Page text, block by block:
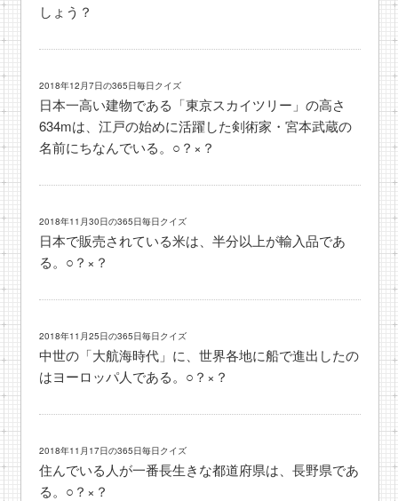
しょう？
2018年12月7日の365日毎日クイズ
日本一高い建物である「東京スカイツリー」の高さ
634mは、江戸の始めに活躍した剣術家・宮本武蔵の
名前にちなんでいる。○？×？
2018年11月30日の365日毎日クイズ
日本で販売されている米は、半分以上が輸入品であ
る。○？×？
2018年11月25日の365日毎日クイズ
中世の「大航海時代」に、世界各地に船で進出したの
はヨーロッパ人である。○？×？
2018年11月17日の365日毎日クイズ
住んでいる人が一番長生きな都道府県は、長野県であ
る。○？×？